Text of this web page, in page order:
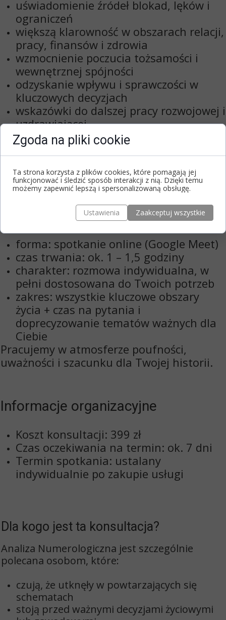
uświadomienie źródeł blokad, lęków i
ograniczeń
większą klarowność w obszarach relacji,
pracy, finansów i zdrowia
wzmocnienie poczucia tożsamości i
wewnętrznej spójności
odzyskanie wpływu i sprawczości w
kluczowych decyzjach
wskazówki do dalszej pracy rozwojowej i
uzdrawiającej
To proces, który
własnym potencjałem.
Przebieg konsultacji
forma: spotkanie online (Google Meet)
czas trwania: ok. 1 – 1,5 godziny
charakter: rozmowa indywidualna, w
pełni dostosowana do Twoich potrzeb
zakres: wszystkie kluczowe obszary
życia + czas na pytania i
doprecyzowanie tematów ważnych dla
Ciebie
Pracujemy w atmosferze poufności,
uważności i szacunku dla Twojej historii.
Informacje organizacyjne
Koszt konsultacji: 399 zł
Czas oczekiwania na termin: ok. 7 dni
Termin spotkania: ustalany
indywidualnie po zakupie usługi
Dla kogo jest ta konsultacja?
Analiza Numerologiczna jest szczególnie
polecana osobom, które:
czują, że utknęły w powtarzających się
schematach
stoją przed ważnymi decyzjami życiowymi
Zgoda na pliki cookie
Ta strona korzysta z plików cookies, które pomagają jej
funkcjonować i śledzić sposób interakcji z nią. Dzięki temu
możemy zapewnić lepszą i spersonalizowaną obsługę.
Ustawienia Zaakceptuj wszystkie